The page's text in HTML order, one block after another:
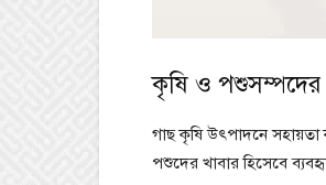
কৃষি ও পশুসম্পদের
গাছ কৃষি উৎপাদনে সহায়তা
পশুদের খাবার হিসেবে